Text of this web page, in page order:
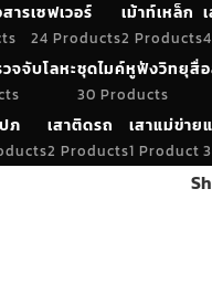
ารเซฟเวอร์
24 Products
เม้าท์เหล็ก
2 Products
จจับโลหะชุดไมค์หูฟังวิทยุสื่อ
30 Products
ภ เสาติดรถ
2 Products
เสาแม่ข่าย
1 Product